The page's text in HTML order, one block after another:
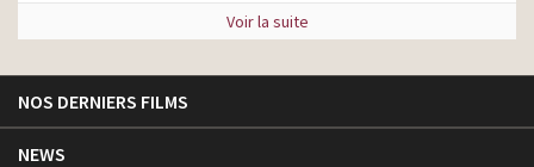
Voir la suite
NOS DERNIERS FILMS
NEWS